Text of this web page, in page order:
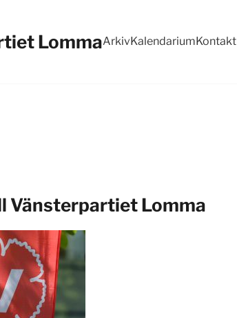
LommaArkivKalendariumKontakt
Vänsterpartiet Lomma